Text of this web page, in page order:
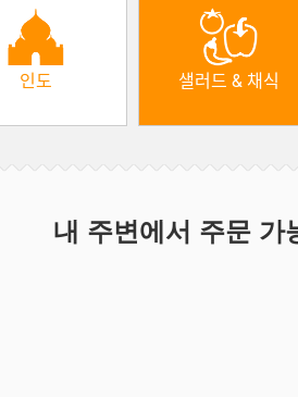
인도 샐러드 & 채식
내 주변에서 주문 가